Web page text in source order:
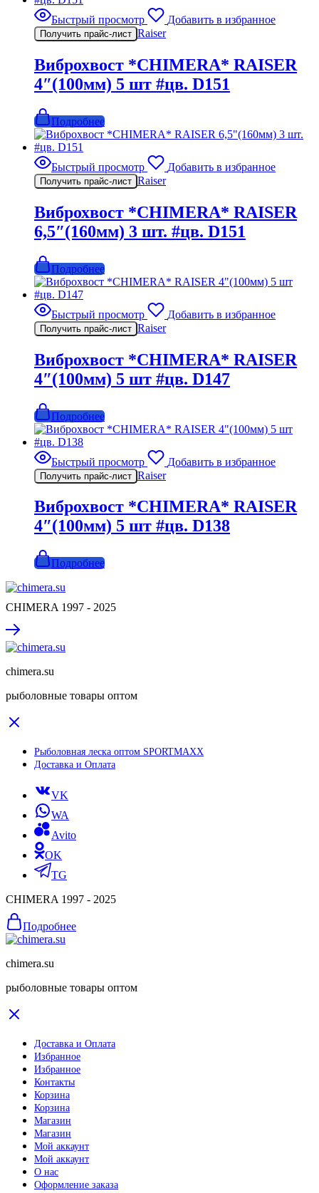
Быстрый просмотр Добавить в избранное
Получить прайс-лист Raiser
Виброхвост *CHIMERA* RAISER
4″(100мм) 5 шт #цв. D151
Подробнее
Быстрый просмотр Добавить в избранное
Получить прайс-лист Raiser
Виброхвост *CHIMERA* RAISER
6,5″(160мм) 3 шт. #цв. D151
Подробнее
Быстрый просмотр Добавить в избранное
Получить прайс-лист Raiser
Виброхвост *CHIMERA* RAISER
4″(100мм) 5 шт #цв. D147
Подробнее
Быстрый просмотр Добавить в избранное
Получить прайс-лист Raiser
Виброхвост *CHIMERA* RAISER
4″(100мм) 5 шт #цв. D138
Подробнее
CHIMERA 1997 - 2025
chimera.su
рыболовные товары оптом
Рыболовная леска оптом SPORTMAXX
Доставка и Оплата
VK
WA
Avito
OK
TG
CHIMERA 1997 - 2025
Подробнее
chimera.su
рыболовные товары оптом
Доставка и Оплата
Избранное
Избранное
Контакты
Корзина
Корзина
Магазин
Магазин
Мой аккаунт
Мой аккаунт
О нас
Оформление заказа